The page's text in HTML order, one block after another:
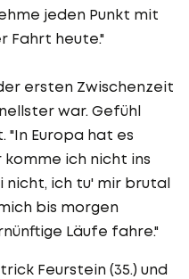
jeden Punkt mit
Fahrt heute."
ersten Zwischenzeit
war. Gefühl
Europa hat es
ich nicht ins
nicht, ich tu' mir brutal
bis morgen
Läufe fahre."
Feurstein (35.) und